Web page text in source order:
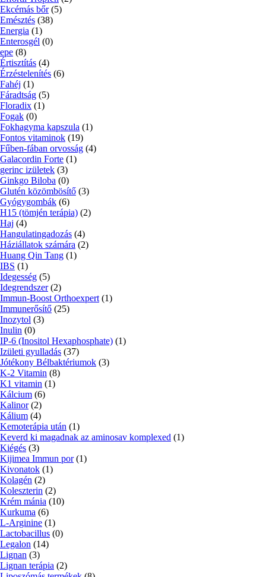
Ekcémás bőr (5)
Emésztés (38)
Energia (1)
Enterosgél (0)
epe (8)
Értisztítás (4)
Érzéstelenítés (6)
Fahéj (1)
Fáradtság (5)
Floradix (1)
Fogak (0)
Fokhagyma kapszula (1)
Fontos vitaminok (19)
Fűben-fában orvosság (4)
Galacordin Forte (1)
gerinc izületek (3)
Ginkgo Biloba (0)
Glutén közömbösítő (3)
Gyógygombák (6)
H15 (tömjén terápia) (2)
Haj (4)
Hangulatingadozás (4)
Háziállatok számára (2)
Huang Qin Tang (1)
IBS (1)
Idegesség (5)
Idegrendszer (2)
Immun-Boost Orthoexpert (1)
Immunerősítő (25)
Inozytol (3)
Inulin (0)
IP-6 (Inositol Hexaphosphate) (1)
Izületi gyulladás (37)
Jótékony Bélbaktériumok (3)
K-2 Vitamin (8)
K1 vitamin (1)
Kálcium (6)
Kalinor (2)
Kálium (4)
Kemoterápia után (1)
Keverd ki magadnak az aminosav komplexed (1)
Kiégés (3)
Kijimea Immun por (1)
Kivonatok (1)
Kolagén (2)
Koleszterin (2)
Krém mánia (10)
Kurkuma (6)
L-Arginine (1)
Lactobacillus (0)
Legalon (14)
Lignan (3)
Lignan terápia (2)